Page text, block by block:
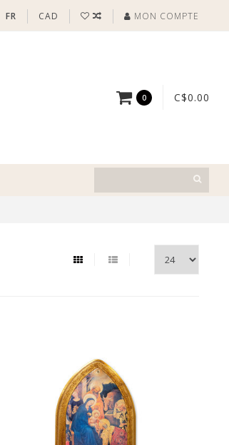
FR CAD MON COMPTE
0 C$0.00